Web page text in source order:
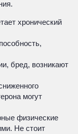
хронический
бред, возникают
могут
физические
Не стоит